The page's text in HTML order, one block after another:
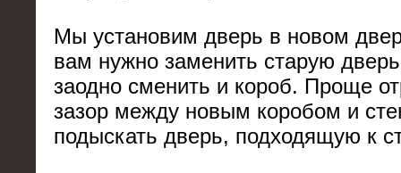
Мы установим дверь в новом
вам нужно заменить старую
заодно сменить и короб. Проще
зазор между новым коробом и
подыскать дверь, подходящую к